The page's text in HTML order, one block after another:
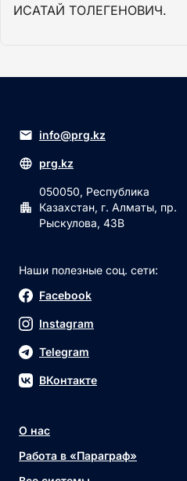
ИСАТАЙ ТОЛЕГЕНОВИЧ.
info@prg.kz
prg.kz
050050, Республика
Казахстан, г. Алматы, пр.
Рыскулова, 43В
Наши полезные соц. сети:
Facebook
Instagram
Telegram
ВКонтакте
О нас
Работа в «Параграф»